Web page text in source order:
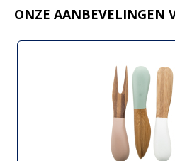
ONZE AANBEVELINGEN